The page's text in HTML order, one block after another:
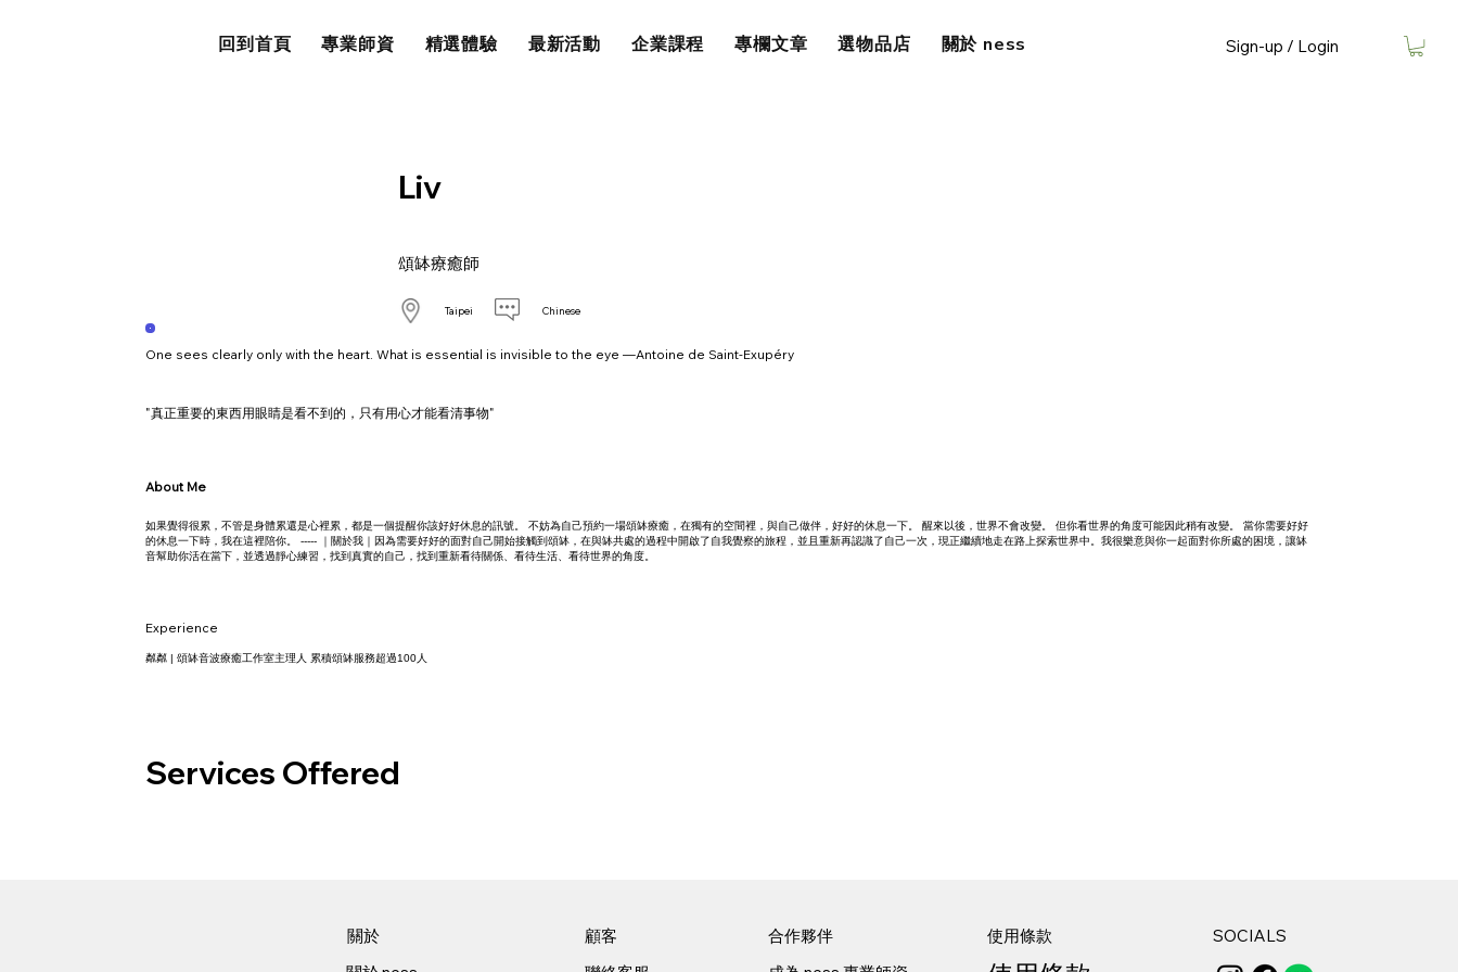
回到首頁 專業師資 精選體驗 最新活動 企業課程 專欄文章 選物品店 關於​ ness Sign-up / Login
Liv
頌缽療癒師
Taipei Chinese
One sees clearly only with the heart. What is essential is invisible to the eye —Antoine de Saint-Exupéry
"真正重要的東西用眼睛是看不到的，只有用心才能看清事物"
About Me
如果覺得很累，不管是身體累還是心裡累，都是一個提醒你該好好休息的訊號。 不妨為自己預約一場頌缽療癒，在獨有的空間裡，與自己做伴，好好的休息一下。 醒來以後，世界不會改變。 但你看世界的角度可能因此稍有改變。 當你需要好好
的休息一下時，我在這裡陪你。 ----- ｜關於我｜因為需要好好的面對自己開始接觸到頌缽，在與缽共處的過程中開啟了自我覺察的旅程，並且重新再認識了自己一次，現正繼續地走在路上探索世界中。我很樂意與你一起面對你所處的困境，讓缽
音幫助你活在當下，並透過靜心練習，找到真實的自己，找到重新看待關係、看待生活、看待世界的角度。
Experience
粼粼 | 頌缽音波療癒工作室主理人 累積頌缽服務超過100人
Services Offered
關於​
顧客
合作夥伴
使用條款 SOCIALS